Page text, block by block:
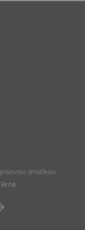
značkou